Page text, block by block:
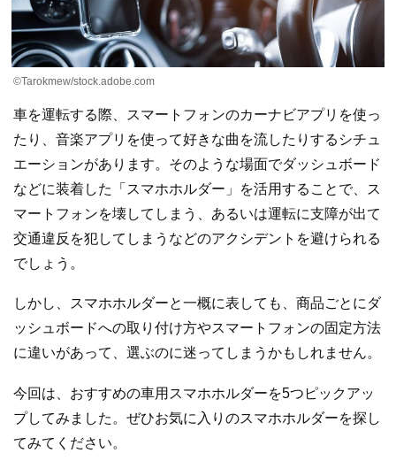
©Tarokmew/stock.adobe.com
車を運転する際、スマートフォンのカーナビアプリを使っ
たり、音楽アプリを使って好きな曲を流したりするシチュ
エーションがあります。そのような場面でダッシュボード
などに装着した「スマホホルダー」を活用することで、ス
マートフォンを壊してしまう、あるいは運転に支障が出て
交通違反を犯してしまうなどのアクシデントを避けられる
でしょう。
しかし、スマホホルダーと一概に表しても、商品ごとにダ
ッシュボードへの取り付け方やスマートフォンの固定方法
に違いがあって、選ぶのに迷ってしまうかもしれません。
今回は、おすすめの車用スマホホルダーを5つピックアッ
プしてみました。ぜひお気に入りのスマホホルダーを探し
てみてください。